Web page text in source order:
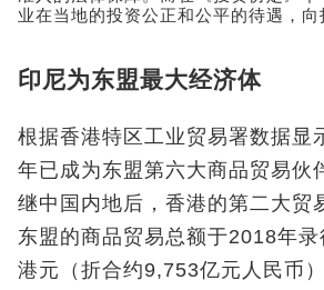
业在当地的投资公正和公平的待遇，向
印尼为东盟最大经济体
根据香港特区工业贸易署数据显
年已成为东盟第六大商品贸易伙
继中国内地后，香港的第二大贸
东盟的商品贸易总额于2018年
港元（折合约9,753亿元人民币